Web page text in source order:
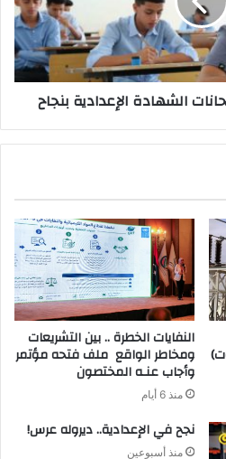
الشهادة الإعدادية بنجاح
‬وأجاب‭ ‬عنـه‭ ‬المختصون
منذ 6 أيام
نجح في الإعدادية.. ديروله عرس!
منذ أسبوعين